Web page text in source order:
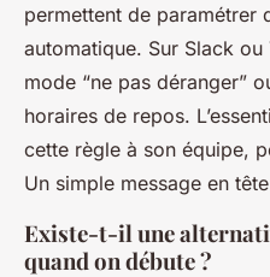
permettent de paramétrer
automatique. Sur Slack
mode “ne pas déranger”
horaires de repos.
cette règle à son équipe,
Un simple message en
Existe-t-il une
quand on débute ?